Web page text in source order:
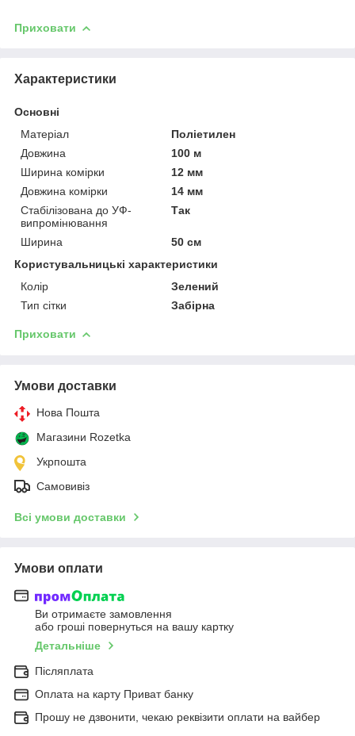
Приховати
Характеристики
Основні
Матеріал
Поліетилен
Довжина
100 м
Ширина комірки
12 мм
Довжина комірки
14 мм
Стабілізована до УФ-
випромінювання
Так
Ширина
50 см
Користувальницькі характеристики
Колір
Зелений
Тип сітки
Забірна
Приховати
Умови доставки
Нова Пошта
Магазини Rozetka
Укрпошта
Самовивіз
Всі умови доставки
Умови оплати
Ви отримаєте замовлення
або гроші повернуться на вашу картку
Детальніше
Післяплата
Оплата на карту Приват банку
Прошу не дзвонити, чекаю реквізити оплати на вайбер